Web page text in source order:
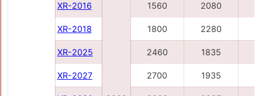
XR-2016 1560 2080
XR-2018 1800 2280
XR-2025 2460 1835
XR-2027 2700 1935